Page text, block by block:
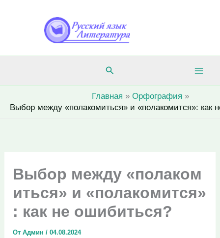
содержимому
Поиск
Главная
Орфография
Выбор между «полакомиться» и «полакомится»: как
Выбор между «полаком
иться» и «полакомится»
: как не ошибиться?
ОтАдмин/04.08.2024